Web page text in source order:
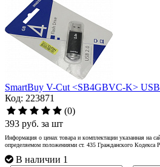
SmartBuy V-Cut <SB4GBVC-K>
Код: 223871
(0)
393 руб. за шт
Информация о ценах товара и комплектации указанная на
определяемом положениями ст. 435 Гражданского Кодекса
В наличии 1